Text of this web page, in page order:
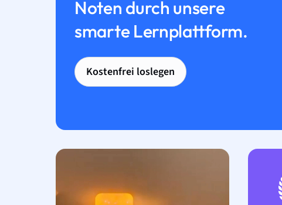
Noten durch unsere
smarte Lernplattform.
Kostenfrei loslegen